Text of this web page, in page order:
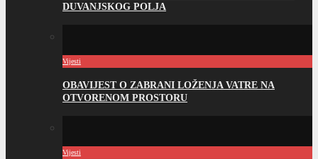
DUVANJSKOG POLJA
Vijesti
OBAVIJEST O ZABRANI LOŽENJA VATRE NA
OTVORENOM PROSTORU
Vijesti